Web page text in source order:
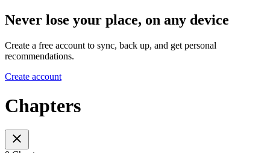
Never lose your place, on any device
Create a free account to sync, back up, and get personal
recommendations.
Create account
Chapters